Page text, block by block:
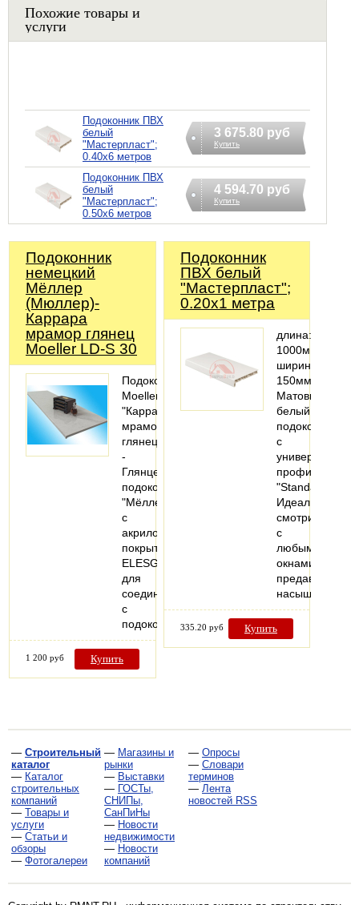
Похожие товары и
услуги
Подоконник ПВХ
белый
"Мастерпласт";
0.40x6 метров
3 675.80 руб
Купить
Подоконник ПВХ
белый
"Мастерпласт";
0.50x6 метров
4 594.70 руб
Купить
Подоконник
немецкий
Мёллер
(Мюллер)-
Каррара
мрамор глянец
Moeller LD-S 30
Подоконник
Moeller
"Каррара
мрамор"
глянец
-
Глянцевые
подоконники
"Мёллер"
с
акриловым
покрытием
ELESGO,
для
соединения
с
подоконной…
1 200 руб Купить
Подоконник
ПВХ белый
"Мастерпласт";
0.20x1 метра
длина:
1000мм;
ширина:
150мм
Матовый
белый
подоконник
с
универсальным
профилем
"Standart".
Идеально
смотрится
с
любыми
окнами,
предавая
335.20 руб Купить
— Строительный
каталог
— Каталог
строительных
компаний
— Товары и
услуги
— Статьи и
обзоры
— Фотогалереи
— Магазины и
рынки
— Выставки
— ГОСТы,
СНИПы,
СанПиНы
— Новости
недвижимости
— Новости
компаний
— Опросы
— Словари
терминов
— Лента
новостей RSS